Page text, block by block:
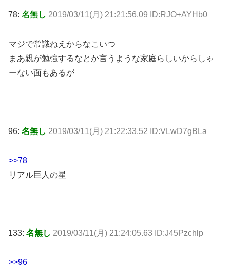
78: 名無し 2019/03/11(月) 21:21:56.09 ID:RJO+AYHb0
マジで常識ねえからなこいつ
まあ親が勉強するなとか言うような家庭らしいからしゃ
ーない面もあるが
96: 名無し 2019/03/11(月) 21:22:33.52 ID:VLwD7gBLa
>>78
リアル巨人の星
133: 名無し 2019/03/11(月) 21:24:05.63 ID:J45Pzchlp
>>96